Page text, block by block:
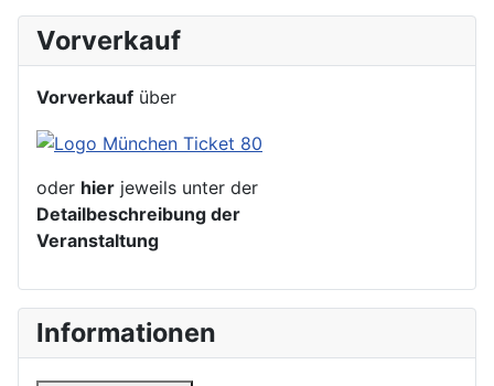
Vorverkauf
Vorverkauf über
oder hier jeweils unter der
Detailbeschreibung der
Veranstaltung
Informationen